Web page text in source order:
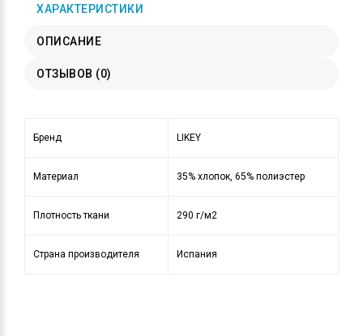
ХАРАКТЕРИСТИКИ
ОПИСАНИЕ
ОТЗЫВОВ (0)
Бренд LIKEY
Материал 35% хлопок, 65% полиэстер
Плотность ткани 290 г/м2
Страна производителя Испания